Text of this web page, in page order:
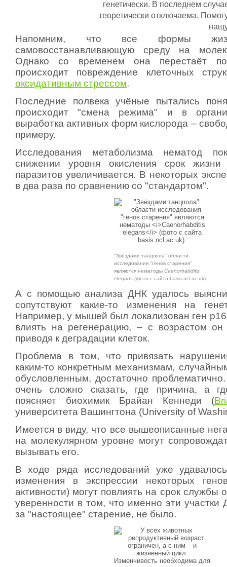
генетически. В последнем
теоретически отключаема.
Напомним, что все формы
самовосстанавливающую среду на
Однако со временем она перестаёт
происходит повреждение клеточных
оксидативным стрессом.
Последние полвека учёные пытались
происходит "смена режима" и в
выработка активных форм кислорода –
примеру.
Исследования метаболизма нематод
снижении уровня окисления срок жизни
паразитов увеличивается. В некоторых
в два раза по сравнению со "стандартом".
"Звёздами танцпола" области
исследования "генов старения"
являются нематоды Caenorhabditis
elegans(фото с сайта basis.ncl.ac.uk).
А с помощью анализа ДНК удалось
сопутствуют какие-то изменения на
Например, у мышей был локализован ген
влиять на регенерацию, – с возрастом он
приводя к деградации клеток.
Проблема в том, что привязать
каким-то конкретным механизмам,
обусловленным, достаточно
очень сложно сказать, где причина, а
поясняет биохимик Брайан Кеннеди (
университета Вашингтона (University of
Имеется в виду, что все вышеописанные
на молекулярном уровне могут
вызывать его.
В ходе ряда исследований уже
изменения в экспрессии некоторых
активности) могут повлиять на срок службы
уверенности в том, что именно эти участки
за "настоящее" старение, не было.